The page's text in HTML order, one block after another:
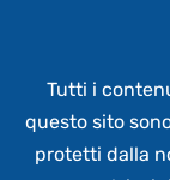
Tutti i
questo sito
protetti dalla